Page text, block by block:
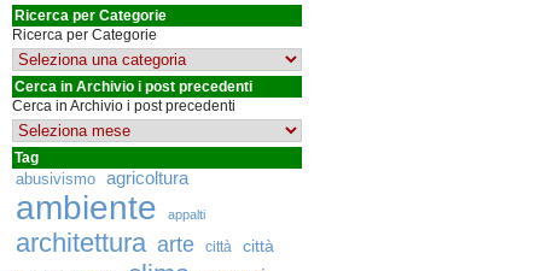
Ricerca per Categorie
Ricerca per Categorie
Cerca in Archivio i post precedenti
Cerca in Archivio i post precedenti
Tag
abusivismo agricoltura
ambiente appalti
architettura arte città
città